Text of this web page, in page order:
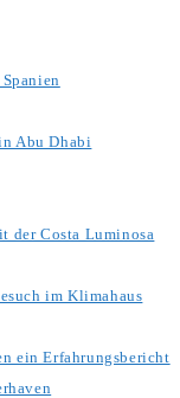
Abu Dhabi
der Costa Luminosa
im Klimahaus
ein Erfahrungsbericht